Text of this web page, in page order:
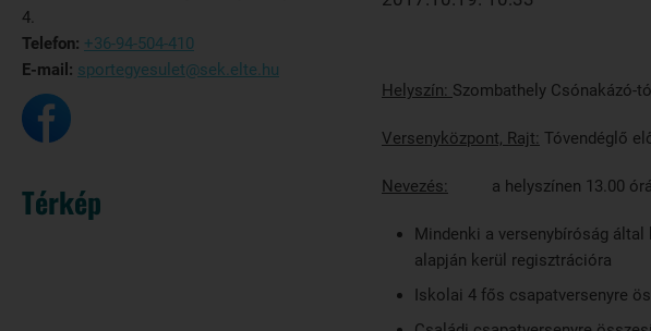
4.
Telefon: +36-94-504-410
E-mail: sportegyesulet@sek.elte.hu
Térkép
Helyszín: Szombathely Csónakázó-
Versenyközpont, Rajt: Tóvendéglő
Nevezés: a helyszínen 13.00
Mindenki a versenybíróság
alapján kerül regisztrációra
Iskolai 4 fős csapatversenyre